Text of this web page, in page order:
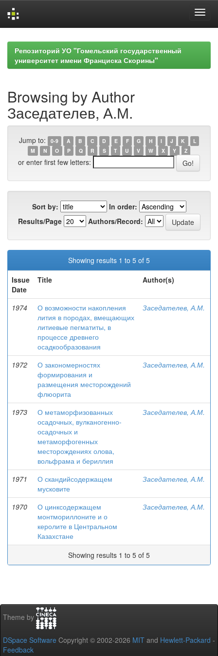
navigationРепозиторий УО "Гомельский государственный
университет имени Франциска Скорины"
Browsing by Author
Заседателев, А.М.
Jump to: 0-9 A B C D E F G H I J K
L
M
N O P Q R S T U V W X Y Z
or enter first few letters:
Sort by:
In order:
Results/Page
Authors/Record:
Showing results 1 to 5 of 5
Issue
Date
Title Author(s)
1974
О возможности накопления
лития в породах, вмещающих
литиевые пегматиты, в
процессе древнего
осадкообразования
Заседателев, А.М.
1972
О закономерностях
формирования и
размещения месторождений
флюорита
Заседателев, А.М.
1973
О метаморфизованных
осадочных, вулканогенно-
осадочных и
метаморфогенных
месторождениях олова,
вольфрама и бериллия
Заседателев, А.М.
1971
О скандийсодержащем
мусковите
Заседателев, А.М.
1970
О цинксодержащем
монтмориллоните и о
керолите в Центральном
Казахстане
Заседателев, А.М.
Showing results 1 to 5 of 5
Theme by
DSpace Software Copyright © 2002-2026 MIT and Hewlett-Packard -
Feedback